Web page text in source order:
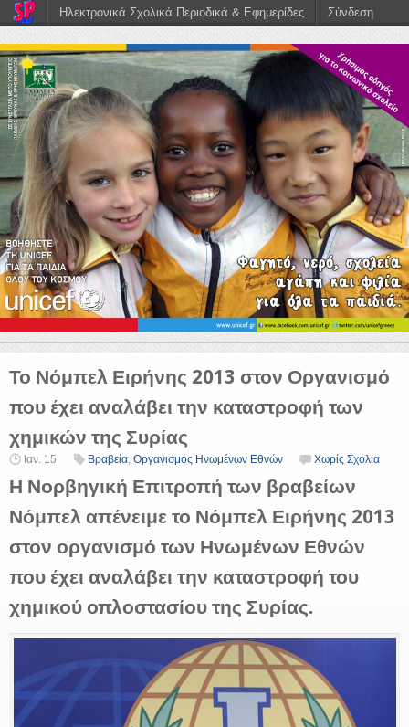
Το Νόμπελ Ειρήνης 2013 στον Οργανισμό
που έχει αναλάβει την καταστροφή των
χημικών της Συρίας
Ιαν. 15 Βραβεία, Οργανισμός Ηνωμένων Εθνών Χωρίς Σχόλια
Η Νορβηγική Επιτροπή των βραβείων
Νόμπελ απένειμε το Νόμπελ Ειρήνης 2013
στον οργανισμό των Ηνωμένων Εθνών
που έχει αναλάβει την καταστροφή του
χημικού οπλοστασίου της Συρίας.
Ηλεκτρονικά Σχολικά Περιοδικά & Εφημερίδες Σύνδεση